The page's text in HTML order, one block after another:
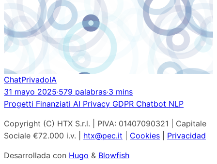
ChatPrivadoIA
31 mayo 2025·579 palabras·3 mins
Progetti Finanziati AI Privacy GDPR Chatbot NLP
Copyright (C) HTX S.r.l. | PIVA: 01407090321 | Capitale
Sociale €72.000 i.v. | htx@pec.it Cookies Privacidad
Desarrollada con Hugo & Blowfish